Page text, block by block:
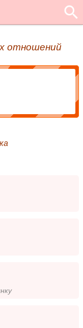
отношений